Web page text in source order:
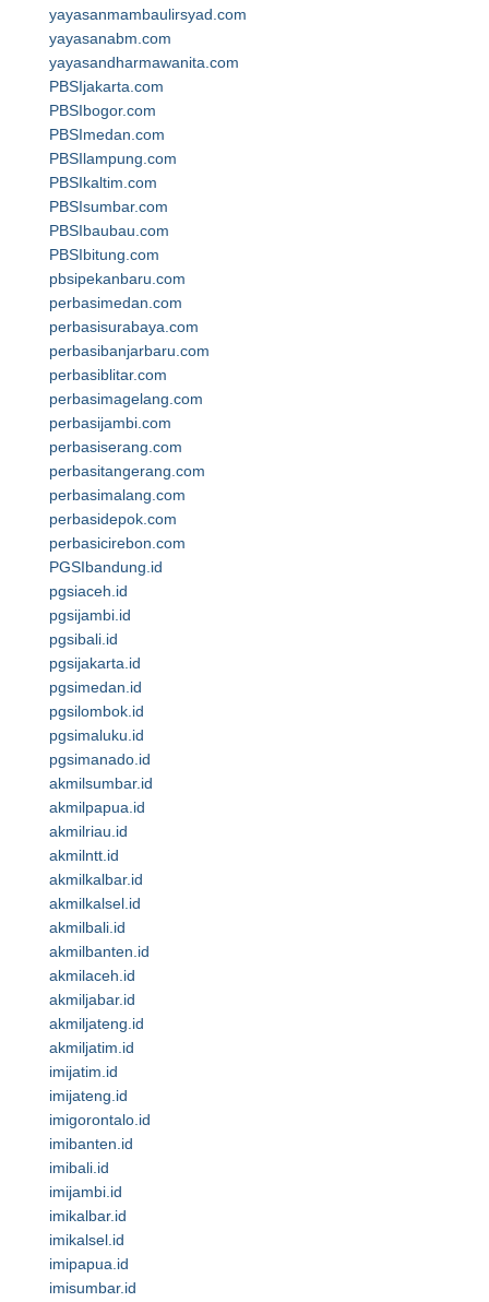
yayasanmambaulirsyad.com
yayasanabm.com
yayasandharmawanita.com
PBSIjakarta.com
PBSIbogor.com
PBSImedan.com
PBSIlampung.com
PBSIkaltim.com
PBSIsumbar.com
PBSIbaubau.com
PBSIbitung.com
pbsipekanbaru.com
perbasimedan.com
perbasisurabaya.com
perbasibanjarbaru.com
perbasiblitar.com
perbasimagelang.com
perbasijambi.com
perbasiserang.com
perbasitangerang.com
perbasimalang.com
perbasidepok.com
perbasicirebon.com
PGSIbandung.id
pgsiaceh.id
pgsijambi.id
pgsibali.id
pgsijakarta.id
pgsimedan.id
pgsilombok.id
pgsimaluku.id
pgsimanado.id
akmilsumbar.id
akmilpapua.id
akmilriau.id
akmilntt.id
akmilkalbar.id
akmilkalsel.id
akmilbali.id
akmilbanten.id
akmilaceh.id
akmiljabar.id
akmiljateng.id
akmiljatim.id
imijatim.id
imijateng.id
imigorontalo.id
imibanten.id
imibali.id
imijambi.id
imikalbar.id
imikalsel.id
imipapua.id
imisumbar.id